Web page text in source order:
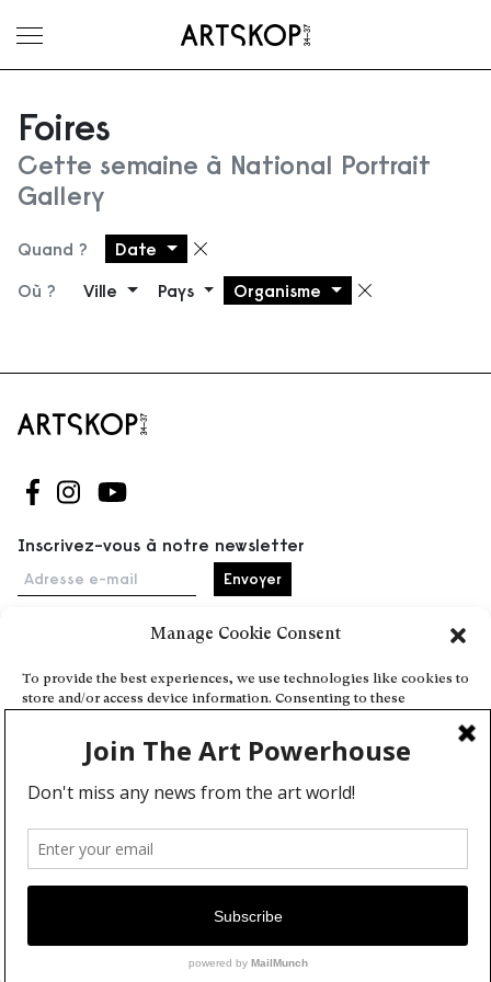
Manage Cookie Consent
To provide the best experiences, we use technologies like cookies to
store and/or access device information. Consenting to these
or unique IDs on this site. Not consenting or withdrawing consent,
may adversely affect certain features and functions.
Deny
View preferences
Cookie Policy
Ouvrir le menu
Foires
Cette semaine à National Portrait
Gallery
Quand ? Date Supprimer le filtre
Où ? Ville Pays Organisme
Suivez-nous sur Facebook
Suivez-nous sur Instagram
Suivez-nous sur Youtube
Inscrivez-vous à notre newsletter
Adresse e-mail
Accueil
Événements
À propos
Partenaires
Contact
Conditions générales
Confidentialité et cookies
Communiquer votre événement